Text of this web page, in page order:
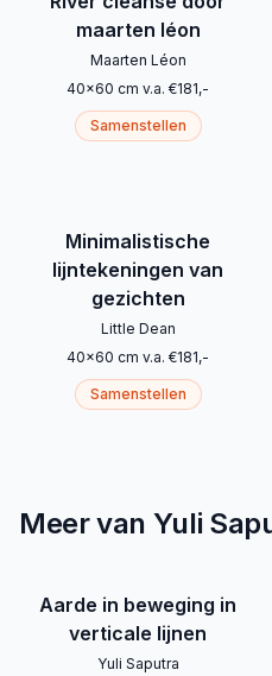
maarten léon
Maarten Léon
40x60 cm v.a. €181,-
Samenstellen
Minimalistische
lijntekeningen van
gezichten
Little Dean
40x60 cm v.a. €181,-
Samenstellen
Meer van Yuli
Aarde in beweging in
verticale lijnen
Yuli Saputra